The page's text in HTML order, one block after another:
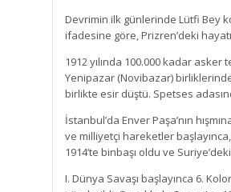
Devrimin ilk günlerinde Lütfi Bey
ifadesine göre, Prizren’deki
1912 yılında 100.000 kadar
Yenipazar (Novibazar)
birlikte esir düştü. Spetses
İstanbul’da Enver Paşa’nın
ve milliyetçi hareketler
1914’te binbaşı oldu ve
I. Dünya Savaşı başlayınca 6.